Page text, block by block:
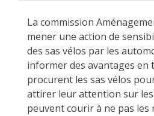
La commission
mener une action de
des sas vélos par les
informer des avantages en
procurent les sas vélos
attirer leur attention sur les
peuvent courir à ne pas les